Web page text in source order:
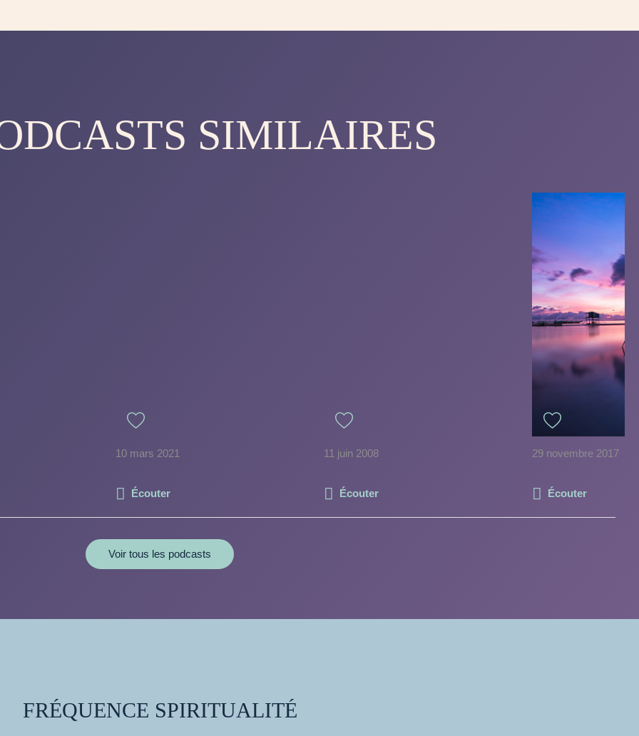
SIMILAIRES
10 mars 2021
Écouter
11 juin 2008
Écouter
29 novembre 2017
Écouter
Voir tous les podcasts
FRÉQUENCE SPIRITUALITÉ